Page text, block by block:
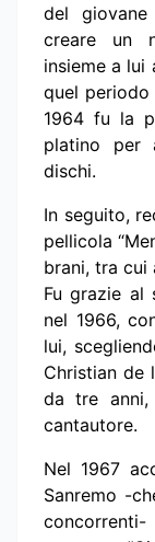
del
creare un
insieme a lui
quel periodo
1964 fu la
platino per
dischi.
In seguito,
pellicola
brani, tra cui
Fu grazie al
nel 1966,
lui,
Christian de
da tre anni,
cantautore.
Nel 1967
Sanremo -